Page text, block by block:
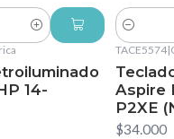
Cantidad
14-
TACE5574|
Aspire
P2XE
$34.000